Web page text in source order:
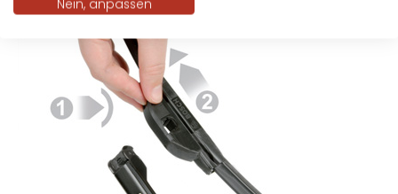
Nein, anpassen